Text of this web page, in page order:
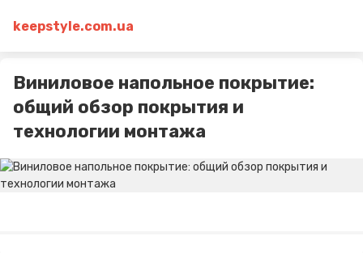
keepstyle.com.ua
Виниловое напольное покрытие:
общий обзор покрытия и
технологии монтажа